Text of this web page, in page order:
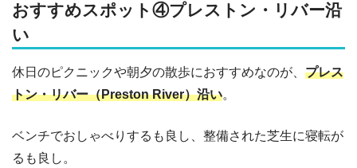
おすすめスポット④プレストン・リバー沿
い
休日のピクニックや朝夕の散歩におすすめなのが、 プレス
トン・リバー（Preston River）沿い。
ベンチでおしゃべりするも良し、整備された芝生に寝転が
るも良し。